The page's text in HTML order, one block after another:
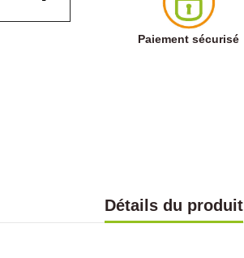
Paiement sécurisé
Détails du produit